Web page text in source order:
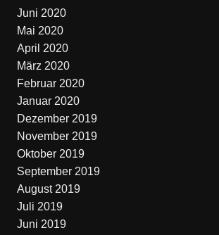
Juni 2020
Mai 2020
April 2020
März 2020
Februar 2020
Januar 2020
Dezember 2019
November 2019
Oktober 2019
September 2019
August 2019
Juli 2019
Juni 2019